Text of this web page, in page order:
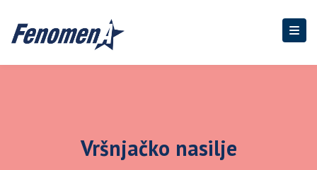
Vršnjačko nasilje